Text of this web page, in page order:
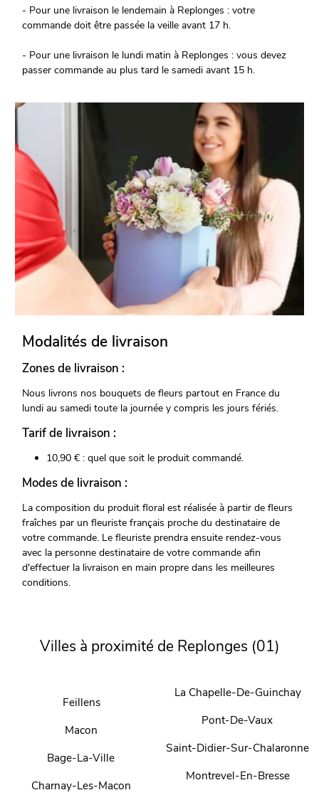
- Pour une livraison le lendemain à Replonges : votre
commande doit être passée la veille avant 17 h.
- Pour une livraison le lundi matin à Replonges : vous devez
passer commande au plus tard le samedi avant 15 h.
Modalités de livraison
Zones de livraison :
Nous livrons nos bouquets de fleurs partout en France du
lundi au samedi toute la journée y compris les jours fériés.
Tarif de livraison :
10,90 € : quel que soit le produit commandé.
Modes de livraison :
La composition du produit floral est réalisée à partir de fleurs
fraîches par un fleuriste français proche du destinataire de
votre commande. Le fleuriste prendra ensuite rendez-vous
avec la personne destinataire de votre commande afin
d'effectuer la livraison en main propre dans les meilleures
conditions.
Villes à proximité de Replonges (01)
Feillens
Macon
Bage-La-Ville
Charnay-Les-Macon
La Chapelle-De-Guinchay
Pont-De-Vaux
Saint-Didier-Sur-Chalaronne
Montrevel-En-Bresse